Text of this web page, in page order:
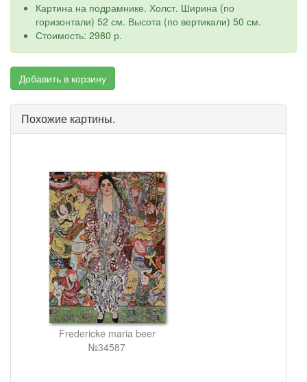
Картина на подрамнике. Холст. Ширина (по
горизонтали) 52 см. Высота (по вертикали) 50 см.
Стоимость: 2980 р.
Добавить в корзину
Похожие картины.
Fredericke maria beer
№34587